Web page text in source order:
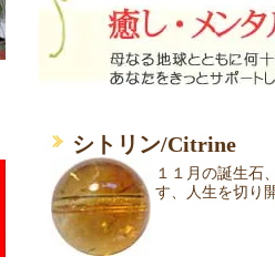
シトリン/Citrine
１１月の誕生石
す、人生を切り